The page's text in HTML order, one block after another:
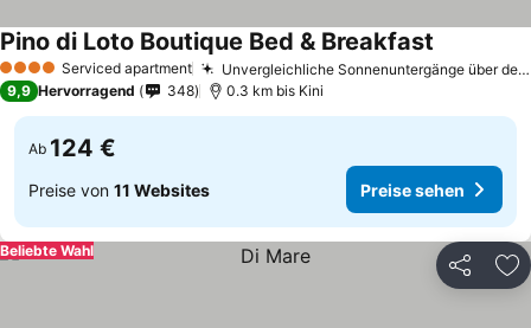
4 Sterne Serviced apartment Unvergleichliche Sonnenuntergänge über der Kini Bucht
Pino di Loto Boutique Bed & Breakfast
9,9 Hervorragend 348 0.3 km bis Kini
Ab 124 €
Preise von 11 Websites Preise sehen
Teilen
Beliebte Wahl